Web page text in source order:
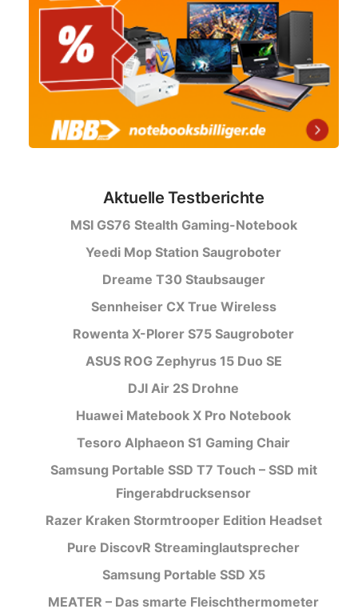
Aktuelle Testberichte
MSI GS76 Stealth Gaming-Notebook
Yeedi Mop Station Saugroboter
Dreame T30 Staubsauger
Sennheiser CX True Wireless
Rowenta X-Plorer S75 Saugroboter
ASUS ROG Zephyrus 15 Duo SE
DJI Air 2S Drohne
Huawei Matebook X Pro Notebook
Tesoro Alphaeon S1 Gaming Chair
Samsung Portable SSD T7 Touch – SSD mit
Fingerabdrucksensor
Razer Kraken Stormtrooper Edition Headset
Pure DiscovR Streaminglautsprecher
Samsung Portable SSD X5
MEATER – Das smarte Fleischthermometer